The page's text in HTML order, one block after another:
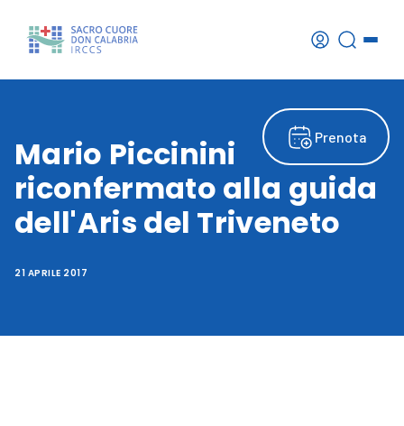
Prenota
Mario Piccinini
riconfermato alla guida
dell'Aris del Triveneto
21 APRILE 2017